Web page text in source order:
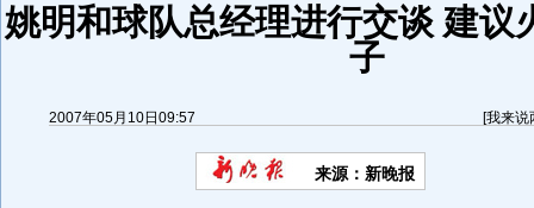
姚明和球队总经理进行交谈 建议
子
2007年05月10日09:57 [我来说
来源：新晚报